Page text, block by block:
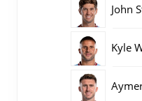
John
Kyle